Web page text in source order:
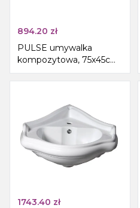
894.20 zł
PULSE umywalka
kompozytowa, 75x45cm,
prawa, biała
1743.40 zł